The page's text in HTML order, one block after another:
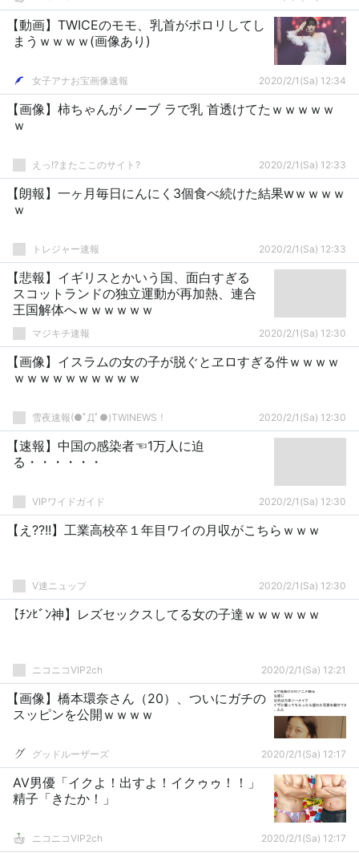
【動画】TWICEのモモ、乳首がポロリしてし
まうｗｗｗｗ(画像あり)
女子アナお宝画像速報 2020/2/1(Sa) 12:34
【画像】柿ちゃんがノーブ ラで乳 首透けてたｗｗｗｗｗ
ｗ
えっ!?またここのサイト? 2020/2/1(Sa) 12:33
【朗報】一ヶ月毎日にんにく3個食べ続けた結果wｗｗｗｗ
ｗ
トレジャー速報 2020/2/1(Sa) 12:33
【悲報】イギリスとかいう国、面白すぎる
スコットランドの独立運動が再加熱、連合
王国解体へｗｗｗｗｗｗ
マジキチ速報 2020/2/1(Sa) 12:30
【画像】イスラムの女の子が脱ぐとヱロすぎる件ｗｗｗｗ
ｗｗｗｗｗｗｗｗｗｗ
雪夜速報(●ﾟДﾟ●)TWINEWS！ 2020/2/1(Sa) 12:30
【速報】中国の感染者☜1万人に迫
る・・・・・・
VIPワイドガイド 2020/2/1(Sa) 12:30
【え??!!】工業高校卒１年目ワイの月収がこちらｗｗｗ
V速ニュップ 2020/2/1(Sa) 12:30
【ﾁﾝﾋﾞﾝ神】レズセックスしてる女の子達ｗｗｗｗｗｗ
ニコニコVIP2ch 2020/2/1(Sa) 12:21
【画像】橋本環奈さん（20）、ついにガチの
スッピンを公開ｗｗｗｗ
グッドルーザーズ 2020/2/1(Sa) 12:17
AV男優「イクよ！出すよ！イクゥゥ！！」
精子「きたか！」
ニコニコVIP2ch 2020/2/1(Sa) 12:17